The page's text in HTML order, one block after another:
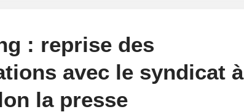
: reprise des
avec le syndicat à
la presse